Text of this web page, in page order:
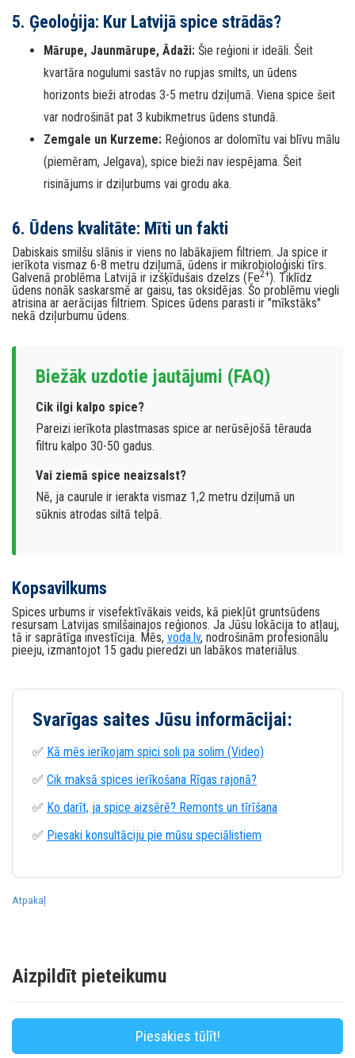
5. Ģeoloģija: Kur Latvijā spice strādās?
Mārupe, Jaunmārupe, Ādaži: Šie reģioni ir ideāli. Šeit
kvartāra nogulumi sastāv no rupjas smilts, un ūdens
horizonts bieži atrodas 3-5 metru dziļumā. Viena spice šeit
var nodrošināt pat 3 kubikmetrus ūdens stundā.
Zemgale un Kurzeme: Reģionos ar dolomītu vai blīvu mālu
(piemēram, Jelgava), spice bieži nav iespējama. Šeit
risinājums ir dziļurbums vai grodu aka.
6. Ūdens kvalitāte: Mīti un fakti
Dabiskais smilšu slānis ir viens no labākajiem filtriem. Ja spice ir
ierīkota vismaz 6-8 metru dziļumā, ūdens ir mikrobioloģiski tīrs.
Galvenā problēma Latvijā ir izšķīdušais dzelzs (Fe2+). Tiklīdz
ūdens nonāk saskarsmē ar gaisu, tas oksidējas. Šo problēmu viegli
atrisina ar aerācijas filtriem. Spices ūdens parasti ir "mīkstāks"
nekā dziļurbumu ūdens.
Biežāk uzdotie jautājumi (FAQ)
Cik ilgi kalpo spice?
Pareizi ierīkota plastmasas spice ar nerūsējošā tērauda
filtru kalpo 30-50 gadus.
Vai ziemā spice neaizsalst?
Nē, ja caurule ir ierakta vismaz 1,2 metru dziļumā un
sūknis atrodas siltā telpā.
Kopsavilkums
Spices urbums ir visefektīvākais veids, kā piekļūt gruntsūdens
resursam Latvijas smilšainajos reģionos. Ja Jūsu lokācija to atļauj,
tā ir saprātīga investīcija. Mēs, voda.lv, nodrošinām profesionālu
pieeju, izmantojot 15 gadu pieredzi un labākos materiālus.
Svarīgas saites Jūsu informācijai:
✅ Kā mēs ierīkojam spici soli pa solim (Video)
✅ Cik maksā spices ierīkošana Rīgas rajonā?
✅ Ko darīt, ja spice aizsērē? Remonts un tīrīšana
✅ Piesaki konsultāciju pie mūsu speciālistiem
Atpakaļ
Aizpildīt pieteikumu
Piesakies tūlīt!